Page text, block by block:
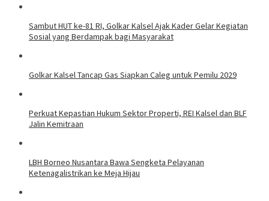
Sambut HUT ke-81 RI, Golkar Kalsel Ajak Kader Gelar Kegiatan
Sosial yang Berdampak bagi Masyarakat
Golkar Kalsel Tancap Gas Siapkan Caleg untuk Pemilu 2029
Perkuat Kepastian Hukum Sektor Properti, REI Kalsel dan BLF
Jalin Kemitraan
LBH Borneo Nusantara Bawa Sengketa Pelayanan
Ketenagalistrikan ke Meja Hijau